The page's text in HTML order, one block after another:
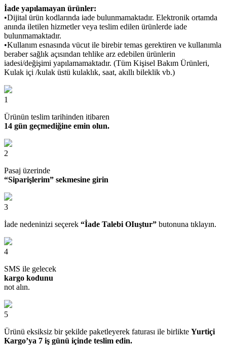
İade yapılamayan ürünler:
•Dijital ürün kodlarında iade bulunmamaktadır. Elektronik ortamda
anında iletilen hizmetler veya teslim edilen ürünlerde iade
bulunmamaktadır.
•Kullanım esnasında vücut ile birebir temas gerektiren ve kullanımla
beraber sağlık açısından tehlike arz edebilen ürünlerin
iadesi/değişimi yapılamamaktadır. (Tüm Kişisel Bakım Ürünleri,
Kulak içi /kulak üstü kulaklık, saat, akıllı bileklik vb.)
1
Ürünün teslim tarihinden itibaren
14 gün geçmediğine emin olun.
2
Pasaj üzerinde
“Siparişlerim” sekmesine girin
3
İade nedeninizi seçerek “İade Talebi OIuştur” butonuna tıklayın.
4
SMS ile gelecek
kargo kodunu
not alın.
5
Ürünü eksiksiz bir şekilde paketleyerek faturası ile birlikte Yurtiçi
Kargo’ya 7 iş günü içinde teslim edin.